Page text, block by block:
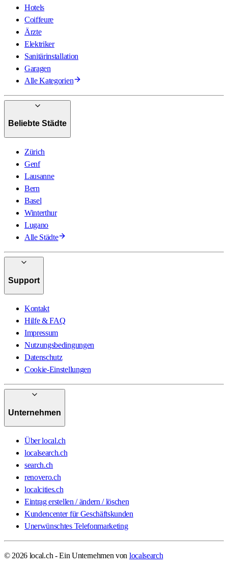
Hotels
Coiffeure
Ärzte
Elektriker
Sanitärinstallation
Garagen
Alle Kategorien
Beliebte Städte
Zürich
Genf
Lausanne
Bern
Basel
Winterthur
Lugano
Alle Städte
Support
Kontakt
Hilfe & FAQ
Impressum
Nutzungsbedingungen
Datenschutz
Cookie-Einstellungen
Unternehmen
Über local.ch
localsearch.ch
search.ch
renovero.ch
localcities.ch
Eintrag erstellen / ändern / löschen
Kundencenter für Geschäftskunden
Unerwünschtes Telefonmarketing
© 2026 local.ch - Ein Unternehmen von localsearch